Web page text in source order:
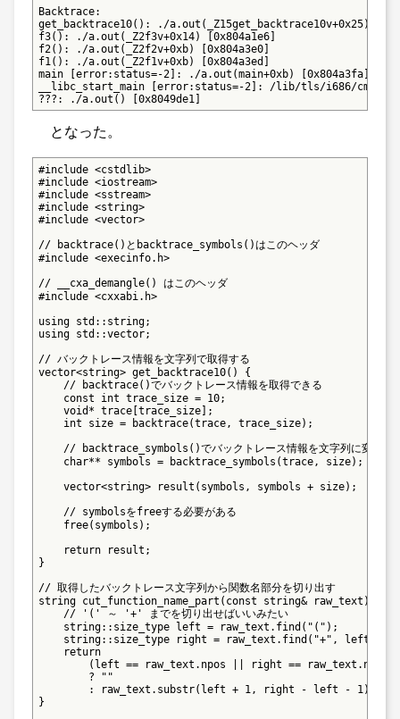
Backtrace:
get_backtrace10(): ./a.out(_Z15get_backtrace10v+0x25)
f3(): ./a.out(_Z2f3v+0x14) [0x804a1e6]
f2(): ./a.out(_Z2f2v+0xb) [0x804a3e0]
f1(): ./a.out(_Z2f1v+0xb) [0x804a3ed]
main [error:status=-2]: ./a.out(main+0xb) [0x804a3fa]
__libc_start_main [error:status=-2]: /lib/tls/i686/cmov/
???: ./a.out() [0x8049de1]
となった。
#include <cstdlib>
#include <iostream>
#include <sstream>
#include <string>
#include <vector>
// backtrace()とbacktrace_symbols()はこのヘッダ
#include <execinfo.h>
// __cxa_demangle() はこのヘッダ
#include <cxxabi.h>
using std::string;
using std::vector;
// バックトレース情報を文字列で取得する
vector<string> get_backtrace10() {
    // backtrace()でバックトレース情報を取得できる
    const int trace_size = 10;
    void* trace[trace_size];
    int size = backtrace(trace, trace_size);
// backtrace_symbols()でバックトレース情報を文字列に変換で
    char** symbols = backtrace_symbols(trace, size);
    vector<string> result(symbols, symbols + size);
    // symbolsをfreeする必要がある
    free(symbols);
    return result;
}
// 取得したバックトレース文字列から関数名部分を切り出す
string cut_function_name_part(const string& raw_text) {
    // '(' ～ '+' までを切り出せばいいみたい
    string::size_type left = raw_text.find("(");
string::size_type right = raw_text.find("+", left +
    return
        (left == raw_text.npos || right == raw_text.npos)
        ? ""
        : raw_text.substr(left + 1, right - left - 1);
}